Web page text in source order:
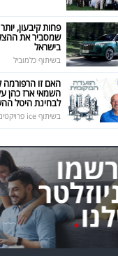
פחות קיבעון,
שמסביר את
בישראל
בשיתוף כלמוביל
האם זו הרפורמה
השמאי ארז כהן
לבחינת היטל
בשיתוף ice פרויקטים